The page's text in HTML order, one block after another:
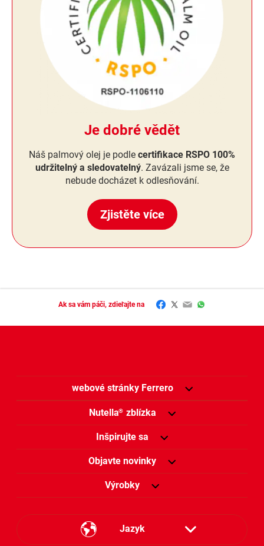
Je dobré vědět
Náš palmový olej je podle certifikace RSPO 100%
udržitelný a sledovatelný. Zavázali jsme se, že
nebude docházet k odlesňování.
Zjistěte více
Ak sa vám páči, zdieľajte na Facebook
Twitter
EmailWhatsApp
webové stránky Ferrero
Nutella® zblízka
Inšpirujte sa
Objavte novinky
Výrobky
Jazyk